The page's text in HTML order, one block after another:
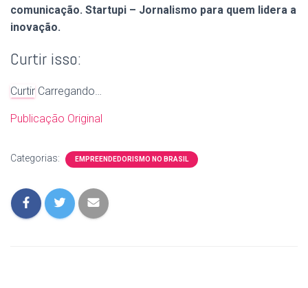
comunicação. Startupi – Jornalismo para quem lidera a
inovação.
Curtir isso:
Curtir Carregando…
Publicação Original
Categorias: EMPREENDEDORISMO NO BRASIL